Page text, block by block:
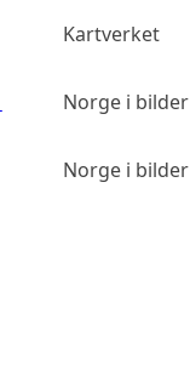
Kartverket
Norge i bilder
Norge i bilder